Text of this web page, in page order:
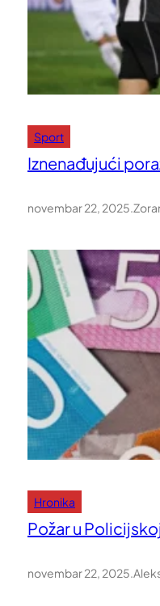
Sport
Iznenađujući
novembar 22, 2025.
Hronika
Požar u
novembar 22, 2025.